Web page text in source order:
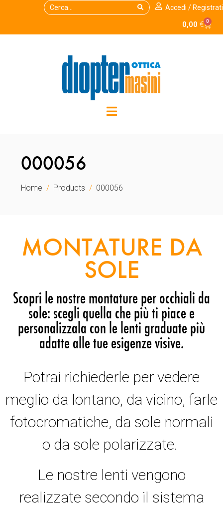
Accedi / Registrati
0,00 € 0
000056
Home Products 000056
MONTATURE DA
SOLE
Scopri le nostre montature per occhiali da
sole: scegli quella che più ti piace e
personalizzala con le lenti graduate più
adatte alle tue esigenze visive.
Potrai richiederle per vedere
meglio da lontano, da vicino, farle
fotocromatiche, da sole normali
o da sole polarizzate.
Le nostre lenti vengono
realizzate secondo il sistema